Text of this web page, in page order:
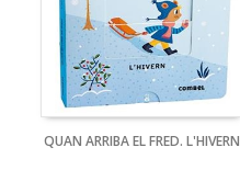
QUAN ARRIBA EL FRED. L'HIVERN